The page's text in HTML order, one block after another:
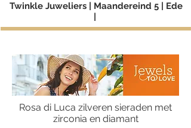
Twinkle Juweliers | Maandereind 5 | Ede
Rosa di Luca zilveren sieraden met
zirconia en diamant